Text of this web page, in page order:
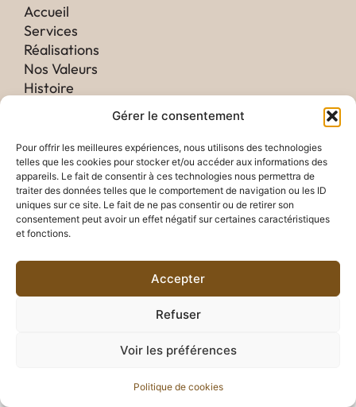
Gérer le consentement
Pour offrir les meilleures expériences, nous utilisons des technologies
telles que les cookies pour stocker et/ou accéder aux informations des
appareils. Le fait de consentir à ces technologies nous permettra de
traiter des données telles que le comportement de navigation ou les ID
uniques sur ce site. Le fait de ne pas consentir ou de retirer son
consentement peut avoir un effet négatif sur certaines caractéristiques
et fonctions.
Accepter
Refuser
Voir les préférences
Politique de cookies
Accueil
Services
Réalisations
Nos Valeurs
Histoire
CONFIDENTIALITÉ
Mentions légales
Blog
Contact
CONTACT
01 81 70 68 38
© 2025 Manufactura. Tous droits réservés.